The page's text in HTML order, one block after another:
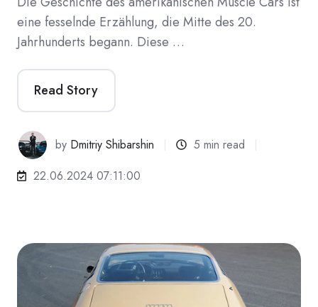
eine fesselnde Erzählung, die Mitte des 20.
Jahrhunderts begann. Diese …
Read Story
by Dmitriy Shibarshin
5 min read
22.06.2024 07:11:00